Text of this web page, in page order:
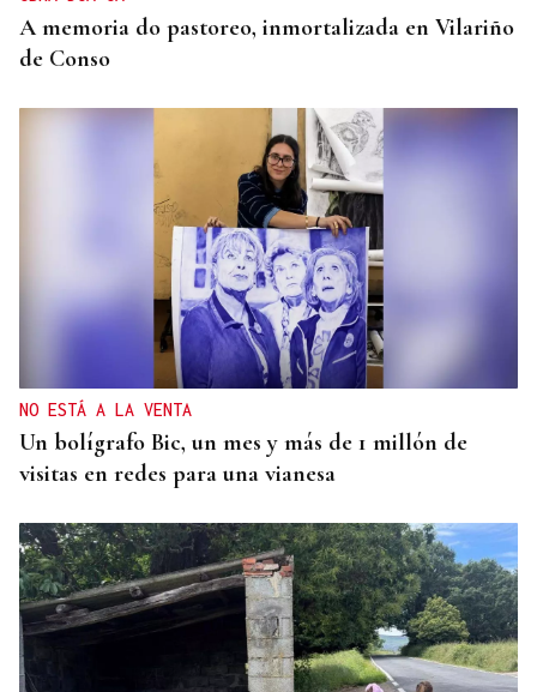
A memoria do pastoreo, inmortalizada en Vilariño
de Conso
NO ESTÁ A LA VENTA
Un bolígrafo Bic, un mes y más de 1 millón de
visitas en redes para una vianesa